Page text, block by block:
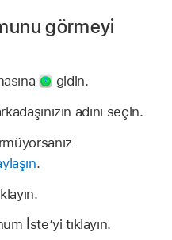
görmeyi
gidin.
adını seçin.
.
İste’yi tıklayın.